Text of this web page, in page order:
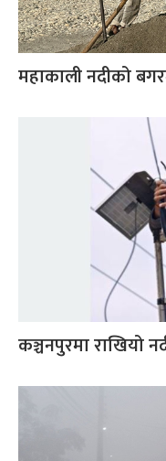
महाकाली नदीको
कञ्चनपुरमा राखियो